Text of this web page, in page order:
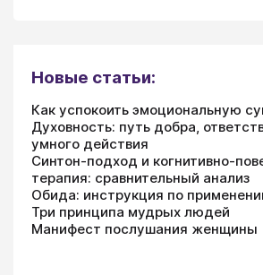
Новые статьи:
Как успокоить эмоциональную
Духовность: путь добра,
умного действия
Синтон-подход и когнитивно-
терапия: сравнительный анализ
Обида: инструкция по
Три принципа мудрых людей
Манифест послушания женщины